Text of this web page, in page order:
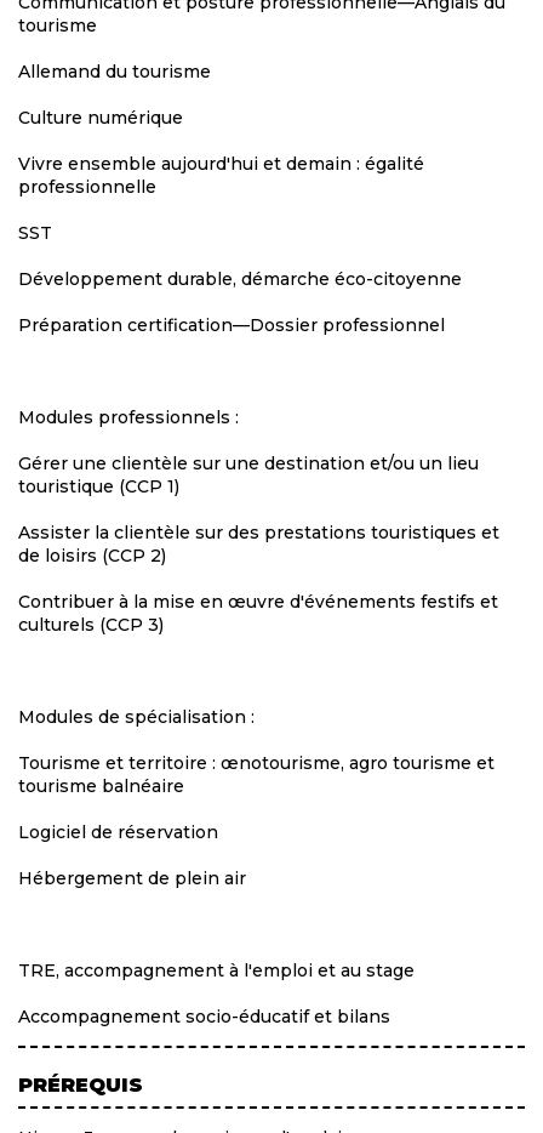
tourisme
Allemand du tourisme
Culture numérique
Vivre ensemble aujourd'hui et demain : égalité
professionnelle
SST
Développement durable, démarche éco-citoyenne
Préparation certification—Dossier professionnel
Modules professionnels :
Gérer une clientèle sur une destination et/ou un lieu
touristique (CCP 1)
Assister la clientèle sur des prestations touristiques et
de loisirs (CCP 2)
Contribuer à la mise en œuvre d'événements festifs et
culturels (CCP 3)
Modules de spécialisation :
Tourisme et territoire : œnotourisme, agro tourisme et
tourisme balnéaire
Logiciel de réservation
Hébergement de plein air
TRE, accompagnement à l'emploi et au stage
Accompagnement socio-éducatif et bilans
PRÉREQUIS